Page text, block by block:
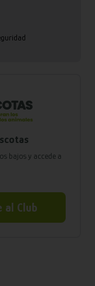
bajos y accede a
al Club